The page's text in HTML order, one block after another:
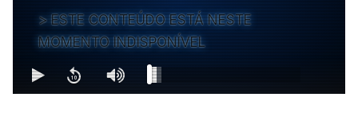
ESTE CONTEÚDO ESTÁ NESTE
MOMENTO INDISPONÍVEL